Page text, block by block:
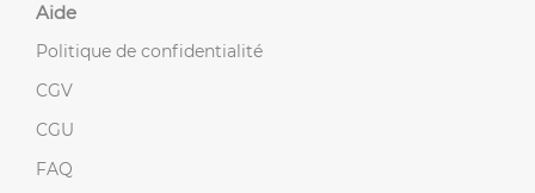
Aide
Politique de confidentialité
CGV
CGU
FAQ